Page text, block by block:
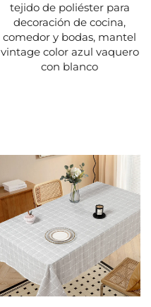
tejido de poliéster para
decoración de cocina,
comedor y bodas, mantel
vintage color azul vaquero
con blanco